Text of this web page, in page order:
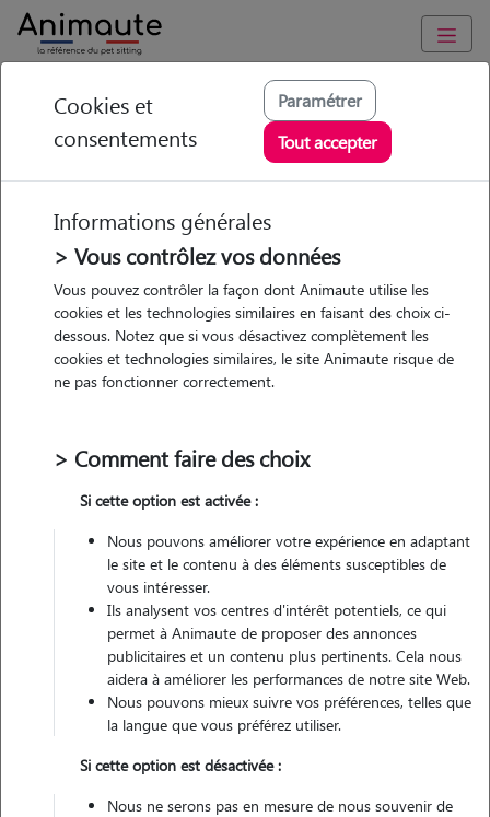
Animaute Ile-de-France Paris 10e Arrondissement
Faustine - Petsitter à
PARIS 10
• 25 ans
Non véhiculé
Contacter
L'envoi d'une demande est sans engagement
Cookies et
consentements
Paramétrer
Tout accepter
Informations générales
> Vous contrôlez vos données
Vous pouvez contrôler la façon dont Animaute utilise les
cookies et les technologies similaires en faisant des choix ci-
dessous. Notez que si vous désactivez complètement les
cookies et technologies similaires, le site Animaute risque de
ne pas fonctionner correctement.
> Comment faire des choix
Si cette option est activée :
Nous pouvons améliorer votre expérience en adaptant
le site et le contenu à des éléments susceptibles de
vous intéresser.
Ils analysent vos centres d'intérêt potentiels, ce qui
permet à Animaute de proposer des annonces
publicitaires et un contenu plus pertinents. Cela nous
aidera à améliorer les performances de notre site Web.
Nous pouvons mieux suivre vos préférences, telles que
la langue que vous préférez utiliser.
Si cette option est désactivée :
Nous ne serons pas en mesure de nous souvenir de